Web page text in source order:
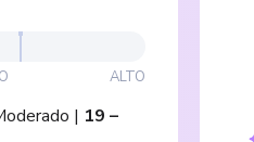
ALTO
| 19 –